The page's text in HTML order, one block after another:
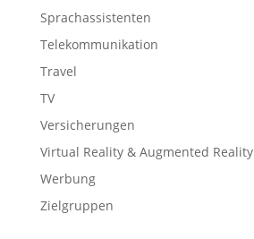
Sprachassistenten
Telekommunikation
Travel
TV
Versicherungen
Virtual Reality & Augmented Reality
Werbung
Zielgruppen